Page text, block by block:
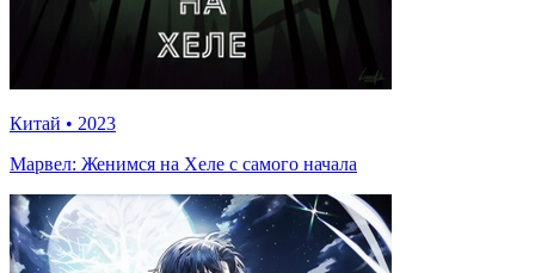
Китай • 2023
Марвел: Женимся на Хеле с самого начала